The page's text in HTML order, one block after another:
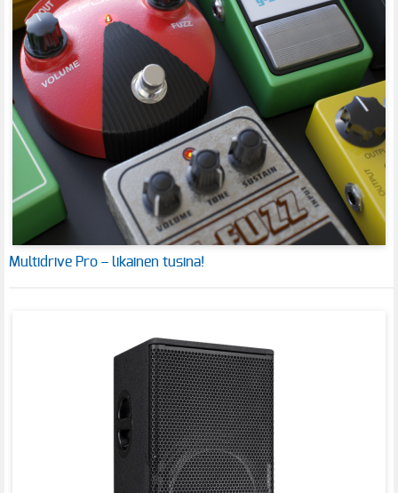
Multidrive Pro – likainen tusina!